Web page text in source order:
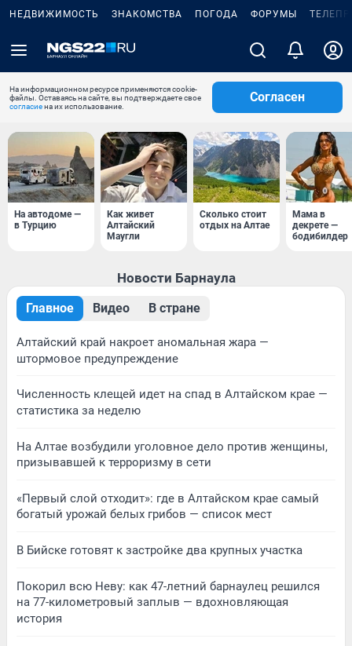
НЕДВИЖИМОСТЬ ЗНАКОМСТВА ПОГОДА ФОРУМЫ
На информационном ресурсе применяются cookie-
файлы. Оставаясь на сайте, вы подтверждаете свое
согласиена их использование.
Согласен
На автодоме —
в Турцию
Как живет
Алтайский
Маугли
Сколько стоит
отдых на Алтае
Мама в
декрете —
бодибилдер
Новости Барнаула
Главное Видео В стране
Алтайский край накроет аномальная жара —
штормовое предупреждение
Численность клещей идет на спад в Алтайском крае —
статистика за неделю
На Алтае возбудили уголовное дело против женщины,
призывавшей к терроризму в сети
«Первый слой отходит»: где в Алтайском крае самый
богатый урожай белых грибов — список мест
В Бийске готовят к застройке два крупных участка
Покорил всю Неву: как 47-летний барнаулец решился
на 77-километровый заплыв — вдохновляющая
история